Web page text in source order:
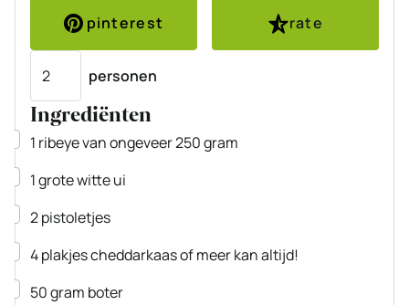
pinterest
rate
personen
Ingrediënten
▢
1 ribeyevan ongeveer 250 gram
▢
1grotewitte ui
▢
2pistoletjes
▢
4plakjescheddarkaasof meer kan altijd!
▢
50gram boter